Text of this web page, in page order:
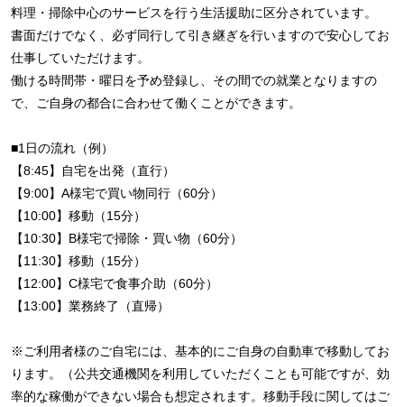
料理・掃除中心のサービスを行う生活援助に区分されています。
書面だけでなく、必ず同行して引き継ぎを行いますので安心してお
仕事していただけます。
働ける時間帯・曜日を予め登録し、その間での就業となりますの
で、ご自身の都合に合わせて働くことができます。
■1日の流れ（例）
【8:45】自宅を出発（直行）
【9:00】A様宅で買い物同行（60分）
【10:00】移動（15分）
【10:30】B様宅で掃除・買い物（60分）
【11:30】移動（15分）
【12:00】C様宅で食事介助（60分）
【13:00】業務終了（直帰）
※ご利用者様のご自宅には、基本的にご自身の自動車で移動してお
ります。（公共交通機関を利用していただくことも可能ですが、効
率的な稼働ができない場合も想定されます。移動手段に関してはご